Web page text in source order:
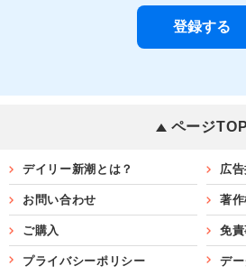
ページTOP
デイリー新潮とは？ 広
お問い合わせ 著
ご購入 免
プライバシーポリシー デ